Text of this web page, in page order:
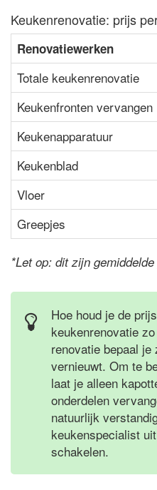
Keukenrenovatie: prijs
Renovatiewerken
Totale keukenrenovatie
Keukenfronten vervangen
Keukenapparatuur
Keukenblad
Vloer
Greepjes
*Let op: dit zijn
Hoe houd je de
keukenrenovatie
renovatie bepaal
vernieuwt. Om te
laat je alleen
onderdelen
natuurlijk
keukenspecialist
schakelen.